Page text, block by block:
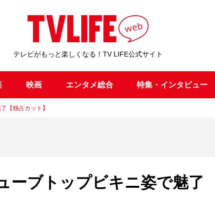
テレビがもっと楽しくなる！TV LIFE公式サイト
映画 エンタメ総合 特集・インタビュー
【独占カット】
ーブトップビキニ姿で魅了